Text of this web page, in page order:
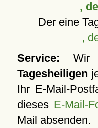
,
Der eine
,
Service: Wir
Tagesheiligen
Ihr E-Mail-
dieses E-Mail-
Mail absenden.